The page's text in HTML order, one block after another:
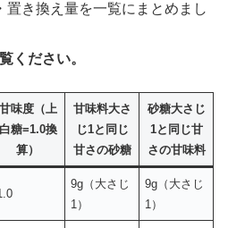
置き換え量を一覧にまとめまし
ください。
甘味度（上
白糖=1.0換
算）
甘味料大さ
じ1と同じ
甘さの砂糖
砂糖大さじ
1と同じ甘
さの甘味料
9g（大さじ
1）
9g（大さじ
1）